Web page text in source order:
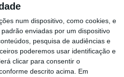
num dispositivo, como cookies, e
enviadas por um dispositivo
pesquisa de audiências e
poderemos usar identificação e
clicar para consentir o
descrito acima. Em
métricas conhecidas ex-
nos do modelo RIIO e
Regulamento Tarifário da
da Qualidade de Serviço
pelo